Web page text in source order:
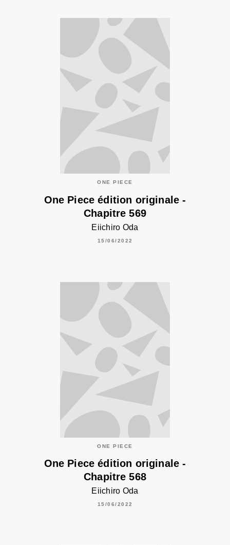
ONE PIECE
One Piece édition originale -
Chapitre 569
Eiichiro Oda
15/06/2022
ONE PIECE
One Piece édition originale -
Chapitre 568
Eiichiro Oda
15/06/2022